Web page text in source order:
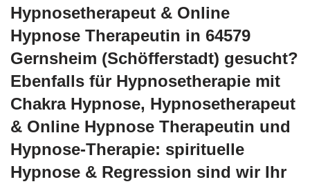
Hypnosetherapeut & Online
Hypnose Therapeutin in 64579
Gernsheim (Schöfferstadt) gesucht?
Ebenfalls für Hypnosetherapie mit
Chakra Hypnose, Hypnosetherapeut
& Online Hypnose Therapeutin und
Hypnose-Therapie: spirituelle
Hypnose & Regression sind wir Ihr